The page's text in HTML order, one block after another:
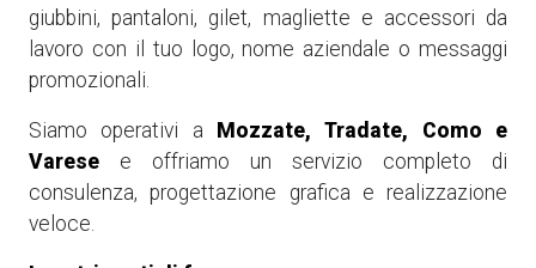
giubbini, pantaloni, gilet, magliette e accessori da
lavoro con il tuo logo, nome aziendale o messaggi
promozionali.
Siamo operativi a
Mozzate, Tradate, Como e
Varese e offriamo un servizio completo di
consulenza, progettazione grafica e realizzazione
veloce.